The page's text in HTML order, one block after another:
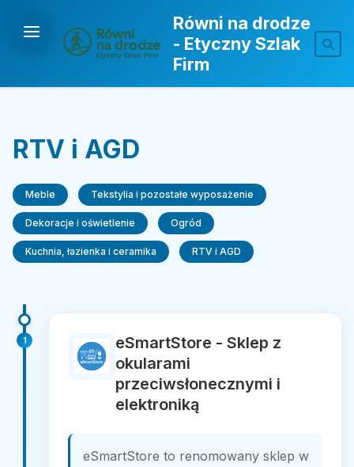
Równi na drodze
- Etyczny Szlak
Firm
RTV i AGD
Meble Tekstylia i pozostałe wyposażenie
Dekoracje i oświetlenie Ogród
Kuchnia, łazienka i ceramika RTV i AGD
1
eSmartStore - Sklep z
okularami
przeciwsłonecznymi i
elektroniką
eSmartStore to renomowany sklep w